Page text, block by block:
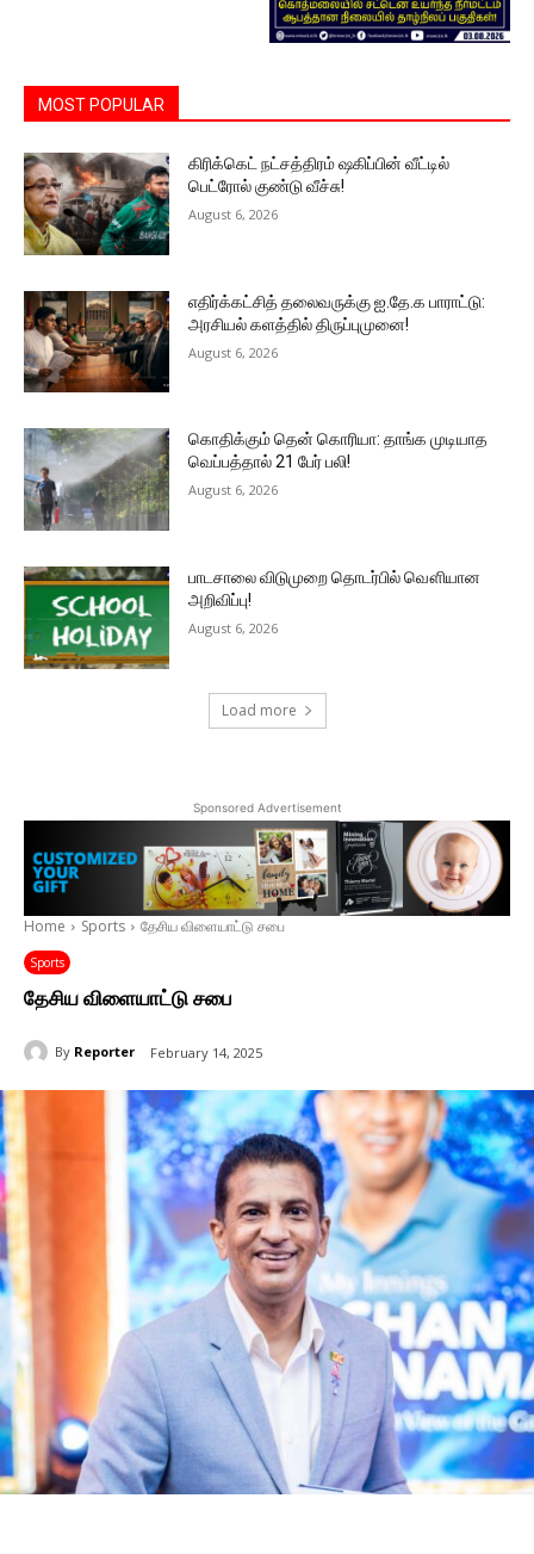
MOST POPULAR
கிரிக்கெட் நட்சத்திரம் ஷகிப்பின் வீட்டில்
பெட்ரோல் குண்டு வீச்சு!
August 6, 2026
எதிர்க்கட்சித் தலைவருக்கு ஐ.தே.க பாராட்டு:
அரசியல் களத்தில் திருப்புமுனை!
August 6, 2026
கொதிக்கும் தென் கொரியா: தாங்க முடியாத
வெப்பத்தால் 21 பேர் பலி!
August 6, 2026
பாடசாலை விடுமுறை தொடர்பில் வௌியான
அறிவிப்பு!
August 6, 2026
Load more